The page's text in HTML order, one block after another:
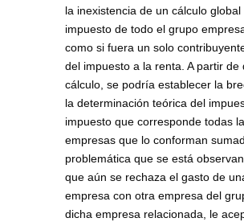
la inexistencia de un cálculo global
impuesto de todo el grupo
como si fuera un solo
del impuesto a la renta. A partir de
cálculo, se podría establecer la
la determinación teórica del
impuesto que corresponde todas
empresas que lo conforman
problemática que se está
que aún se rechaza el gasto de
empresa con otra empresa del
dicha empresa relacionada, le